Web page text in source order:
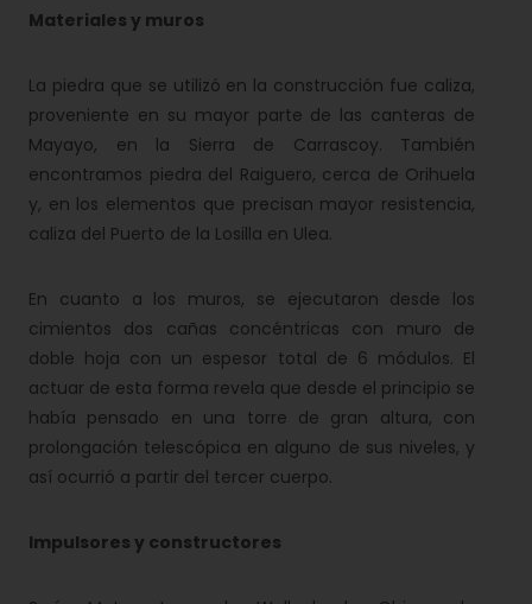
Materiales y muros
La piedra que se utilizó en la construcción fue caliza,
proveniente en su mayor parte de las canteras de
Mayayo, en la Sierra de Carrascoy. También
encontramos piedra del Raiguero, cerca de Orihuela
y, en los elementos que precisan mayor resistencia,
caliza del Puerto de la Losilla en Ulea.
En cuanto a los muros, se ejecutaron desde los
cimientos dos cañas concéntricas con muro de
doble hoja con un espesor total de 6 módulos. El
actuar de esta forma revela que desde el principio se
había pensado en una torre de gran altura, con
prolongación telescópica en alguno de sus niveles, y
así ocurrió a partir del tercer cuerpo.
Impulsores y constructores